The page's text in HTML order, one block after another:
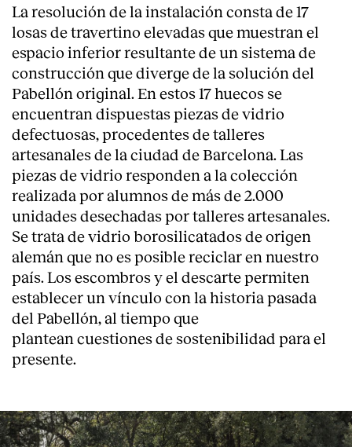
La resolución de la instalación consta de 17
losas de travertino elevadas que muestran el
espacio inferior resultante de un sistema de
construcción que diverge de la solución del
Pabellón original. En estos 17 huecos se
encuentran dispuestas piezas de vidrio
defectuosas, procedentes de talleres
artesanales de la ciudad de Barcelona. Las
piezas de vidrio responden a la colección
realizada por alumnos de más de 2.000
unidades desechadas por talleres artesanales.
Se trata de vidrio borosilicatados de origen
alemán que no es posible reciclar en nuestro
país. Los escombros y el descarte permiten
establecer un vínculo con la historia pasada
del Pabellón, al tiempo que
plantean cuestiones de sostenibilidad para el
presente.